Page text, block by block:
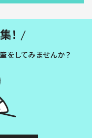
！
をしてみませんか？